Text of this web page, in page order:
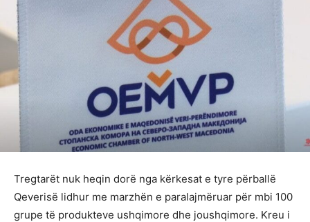
Tregtarët nuk heqin dorë nga kërkesat e tyre përballë
Qeverisë lidhur me marzhën e paralajmëruar për mbi 100
grupe të produkteve ushqimore dhe joushqimore. Kreu i